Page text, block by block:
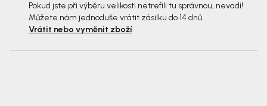
Pokud jste při výběru velikosti netrefili tu správnou, nevadí!
Můžete nám jednoduše vrátit zásilku do 14 dnů.
Vrátit nebo vyměnit zboží